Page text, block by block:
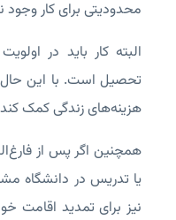
محدودیتی برای کار وجود
البته کار باید در
تحصیل است. با این
هزینه‌های زندگی کمک
همچنین اگر پس از
یا تدریس در دانشگاه
نیز برای تمدید اقامت